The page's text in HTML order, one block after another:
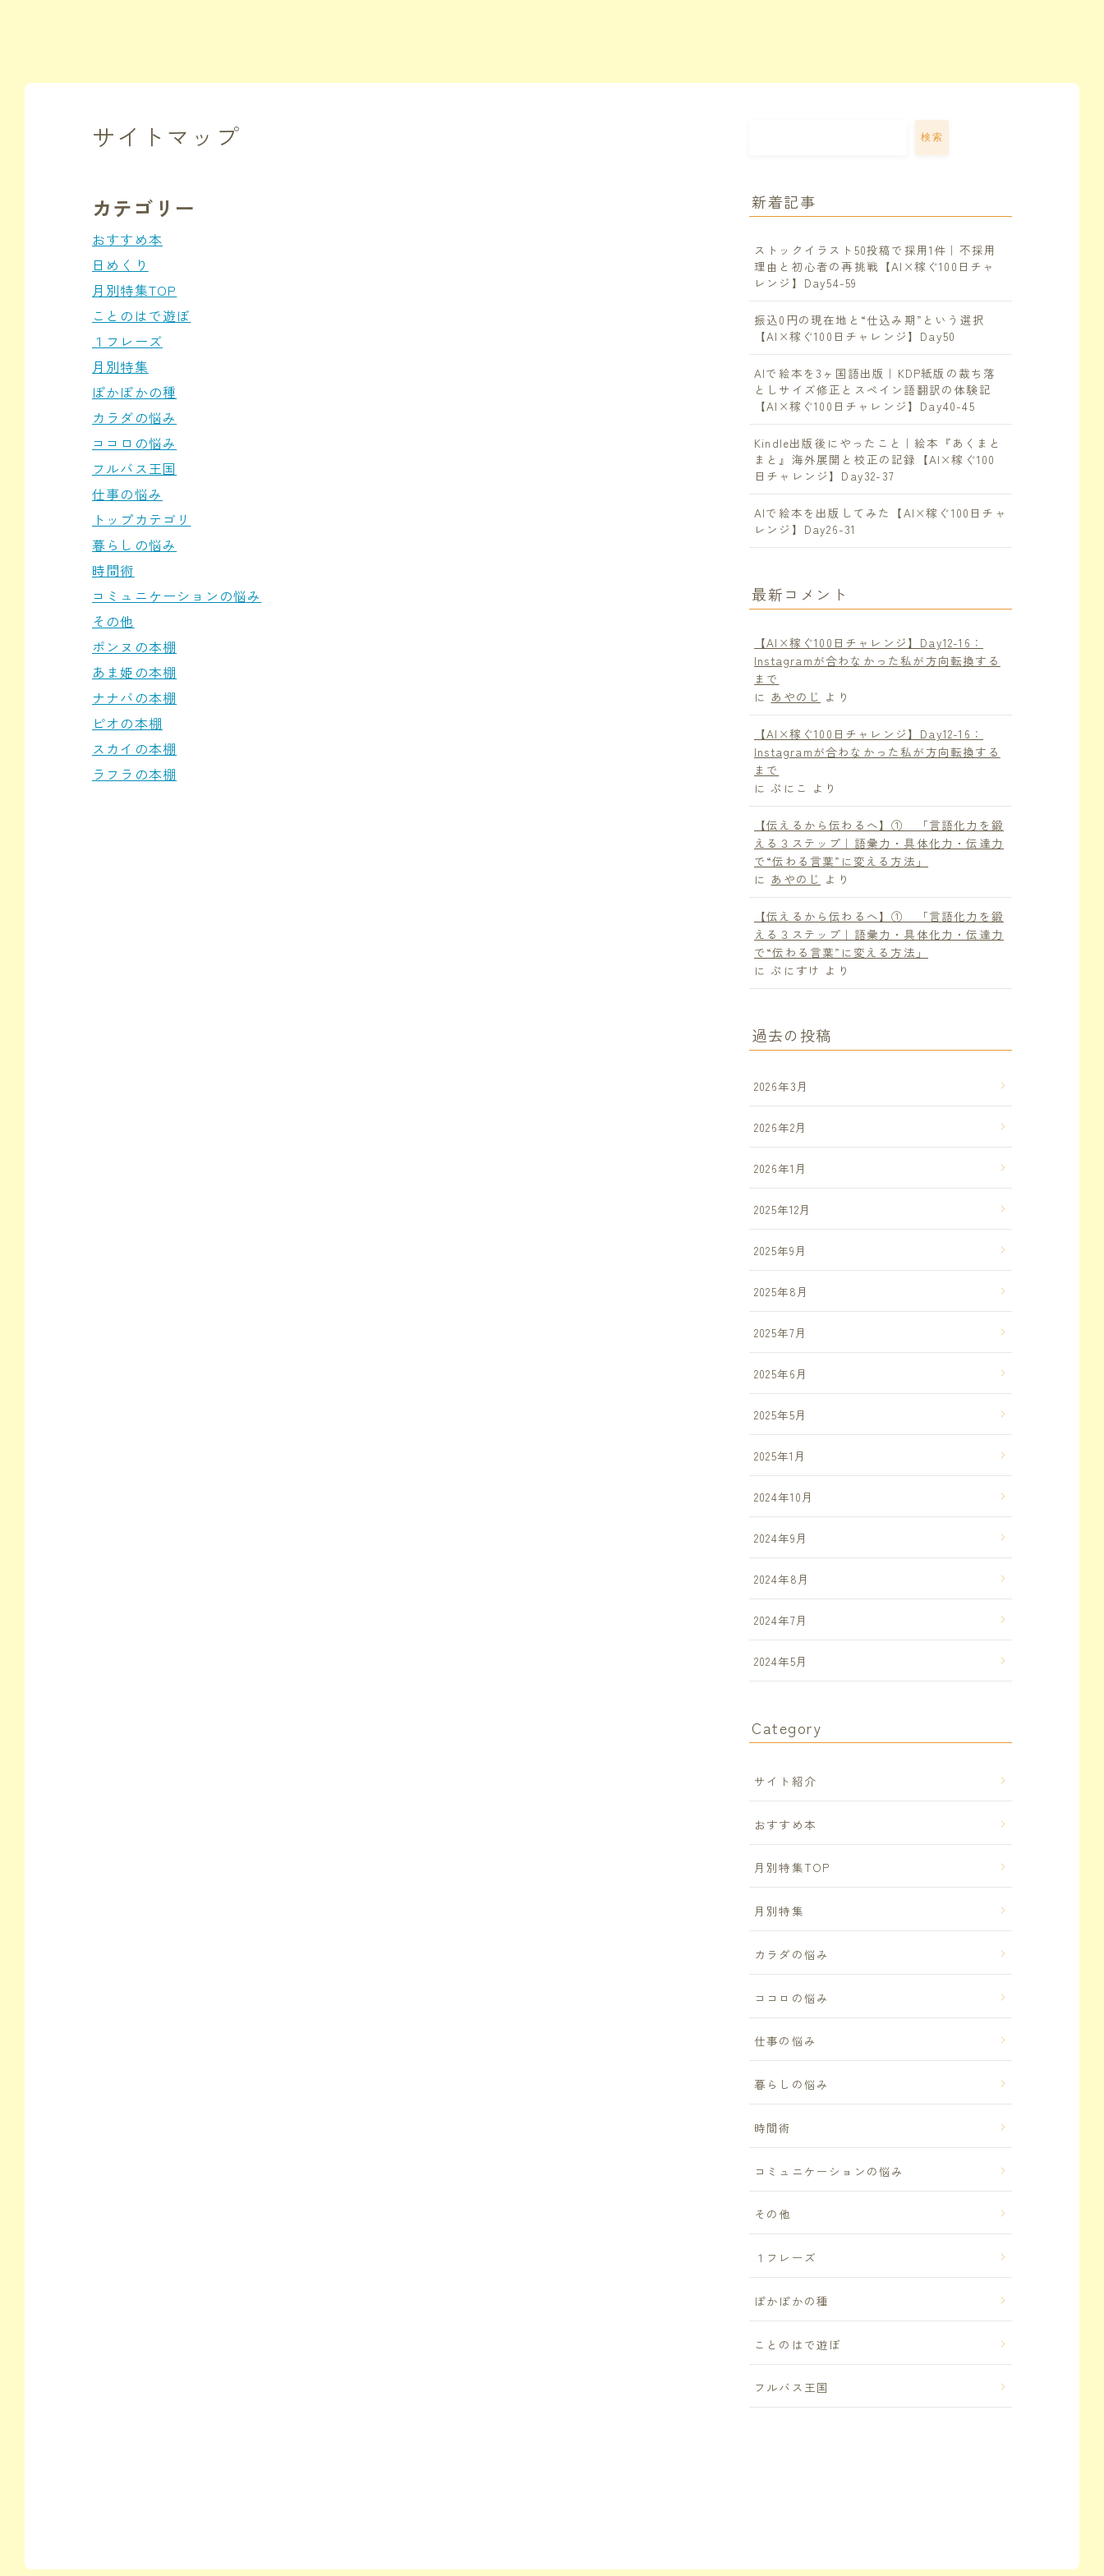
サイトマップ
カテゴリー
おすすめ本
日めくり
月別特集TOP
ことのはで遊ぼ
１フレーズ
月別特集
ぽかぽかの種
カラダの悩み
ココロの悩み
フルバス王国
仕事の悩み
トップカテゴリ
暮らしの悩み
時間術
コミュニケーションの悩み
その他
ポンヌの本棚
あま姫の本棚
ナナバの本棚
ピオの本棚
スカイの本棚
ラフラの本棚
検索
新着記事
ストックイラスト50投稿で採用1件｜不採用
理由と初心者の再挑戦【AI×稼ぐ100日チャ
レンジ】Day54-59
振込0円の現在地と“仕込み期”という選択
【AI×稼ぐ100日チャレンジ】Day50
AIで絵本を3ヶ国語出版｜KDP紙版の裁ち落
としサイズ修正とスペイン語翻訳の体験記
【AI×稼ぐ100日チャレンジ】Day40-45
Kindle出版後にやったこと｜絵本『あくまと
まと』海外展開と校正の記録【AI×稼ぐ100
日チャレンジ】Day32-37
AIで絵本を出版してみた【AI×稼ぐ100日チャ
レンジ】Day26-31
最新コメント
【AI×稼ぐ100日チャレンジ】Day12-16：
Instagramが合わなかった私が方向転換する
まで
に あやのじ より
【AI×稼ぐ100日チャレンジ】Day12-16：
Instagramが合わなかった私が方向転換する
まで
にぷにこ より
【伝えるから伝わるへ】① 「言語化力を鍛
える３ステップ｜語彙力・具体化力・伝達力
で“伝わる言葉”に変える方法」
に あやのじ より
【伝えるから伝わるへ】① 「言語化力を鍛
える３ステップ｜語彙力・具体化力・伝達力
で“伝わる言葉”に変える方法」
にぷにすけ より
過去の投稿
2026年3月
2026年2月
2026年1月
2025年12月
2025年9月
2025年8月
2025年7月
2025年6月
2025年5月
2025年1月
2024年10月
2024年9月
2024年8月
2024年7月
2024年5月
Category
サイト紹介
おすすめ本
月別特集TOP
月別特集
カラダの悩み
ココロの悩み
仕事の悩み
暮らしの悩み
時間術
コミュニケーションの悩み
その他
１フレーズ
ぽかぽかの種
ことのはで遊ぼ
フルバス王国